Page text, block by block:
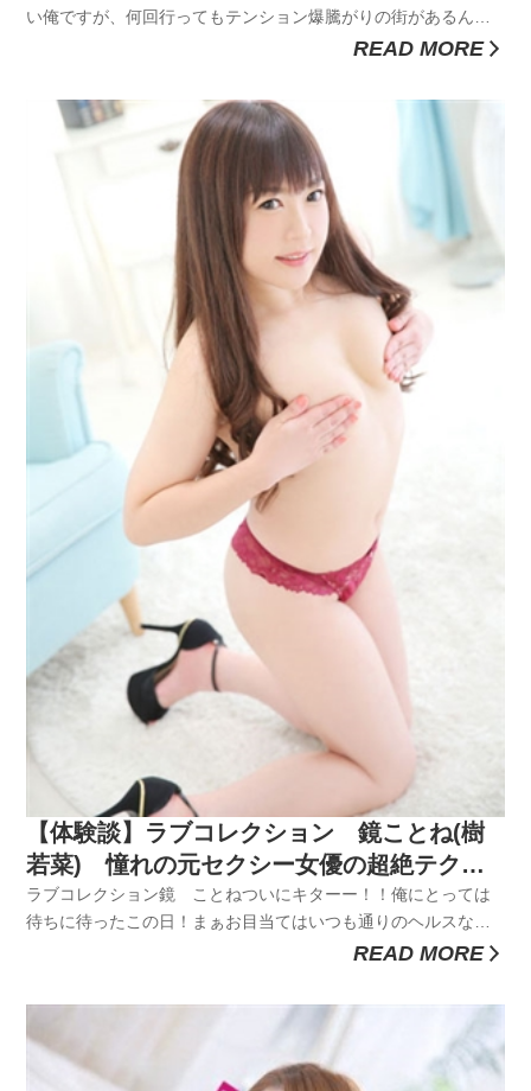
い俺ですが、何回行ってもテンション爆騰がりの街があるんだ
よねｗそれは、、、横浜の曙町！曙町はヘルスに行きだして間
ないんだよなぁ。街の匂いそのものが夜のお店なんだよねｗ池
袋や新宿のようにガヤ...
READ MORE
【体験談】ラブコレクション 鏡ことね(樹
若菜) 憧れの元セクシー女優の超絶テクに
心もカラダも大満足！
ラブコレクション鏡 ことねついにキターー！！俺にとっては
待ちに待ったこの日！まぁお目当てはいつも通りのヘルスなワ
ケだが、今回の俺は気合の入り方がこれまでとは違いまっす
いて下さいまし。舞台は横浜の末吉町なりね。末吉町も横浜の
READ MORE